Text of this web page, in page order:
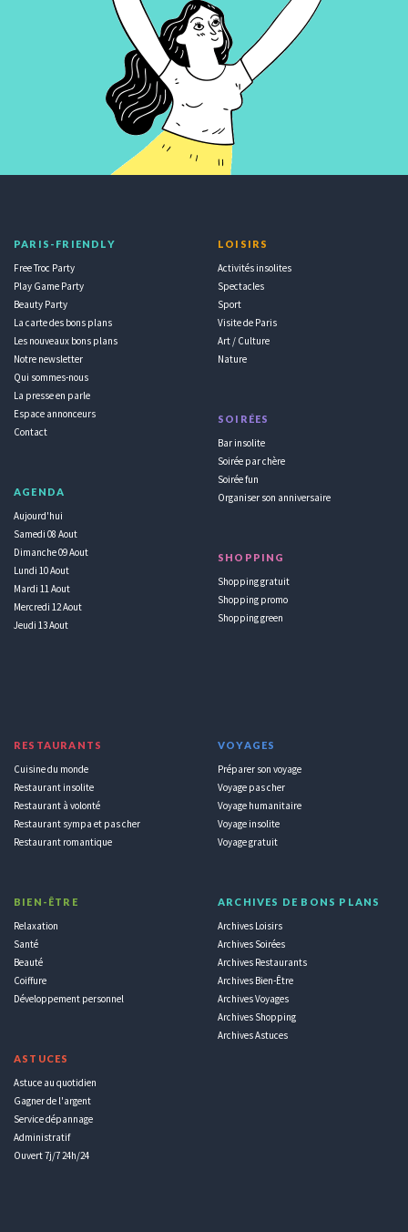
PARIS-FRIENDLY
Free Troc Party
Play Game Party
Beauty Party
La carte des bons plans
Les nouveaux bons plans
Notre newsletter
Qui sommes-nous
La presse en parle
Espace annonceurs
Contact
AGENDA
Aujourd'hui
Samedi 08 Aout
Dimanche 09 Aout
Lundi 10 Aout
Mardi 11 Aout
Mercredi 12 Aout
Jeudi 13 Aout
LOISIRS
Activités insolites
Spectacles
Sport
Visite de Paris
Art / Culture
Nature
SOIRÉES
Bar insolite
Soirée par chère
Soirée fun
Organiser son anniversaire
SHOPPING
Shopping gratuit
Shopping promo
Shopping green
RESTAURANTS
Cuisine du monde
Restaurant insolite
Restaurant à volonté
Restaurant sympa et pas cher
Restaurant romantique
BIEN-ÊTRE
Relaxation
Santé
Beauté
Coiffure
Développement personnel
ASTUCES
Astuce au quotidien
Gagner de l'argent
Service dépannage
Administratif
Ouvert 7j/7 24h/24
VOYAGES
Préparer son voyage
Voyage pas cher
Voyage humanitaire
Voyage insolite
Voyage gratuit
ARCHIVES DE BONS PLANS
Archives Loisirs
Archives Soirées
Archives Restaurants
Archives Bien-Être
Archives Voyages
Archives Shopping
Archives Astuces